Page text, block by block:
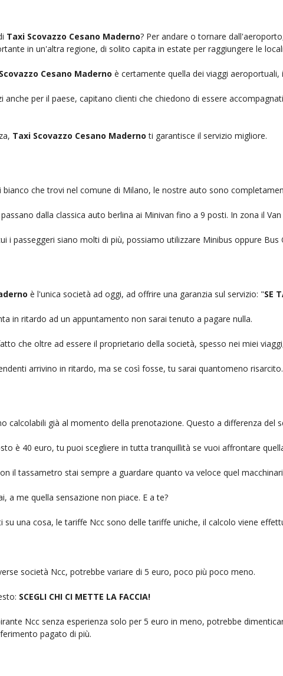
Taxi Scovazzo Cesano Maderno? Per andare o tornare
in un'altra regione, di solito capita in estate per raggiungere le
Cesano Maderno è certamente quella dei viaggi
per il paese, capitano clienti che chiedono di essere
Taxi Scovazzo Cesano Maderno ti garantisce il servizio migliore.
bianco che trovi nel comune di Milano, le nostre auto sono
dalla classica auto berlina ai Minivan fino a 9 posti. In zona il
i passeggeri siano molti di più, possiamo utilizzare Minibus oppure Bus
è l'unica società ad oggi, ad offrire una garanzia sul servizio: "SE
in ritardo ad un appuntamento non sarai tenuto a pagare nulla.
che oltre ad essere il proprietario della società, spesso nei miei
arrivino in ritardo, ma se così fosse, tu sarai quantomeno risarcito.
calcolabili già al momento della prenotazione. Questo a differenza del
è 40 euro, tu puoi scegliere in tutta tranquillità se vuoi affrontare
il tassametro stai sempre a guardare quanto va veloce quel
a me quella sensazione non piace. E a te?
su una cosa, le tariffe Ncc sono delle tariffe uniche, il calcolo viene
società Ncc, potrebbe variare di 5 euro, poco più poco meno.
SCEGLI CHI CI METTE LA FACCIA!
Ncc senza esperienza solo per 5 euro in meno, potrebbe
pagato di più.